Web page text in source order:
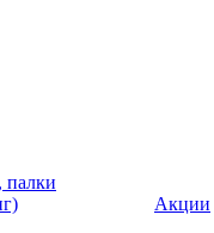
Акции